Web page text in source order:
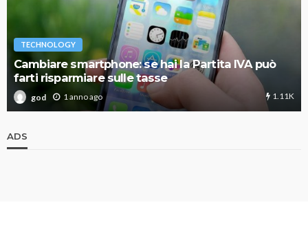
TECHNOLOGY
Cambiare smartphone: se hai la Partita IVA può
farti risparmiare sulle tasse
god 1 anno ago 1.11K
ADS